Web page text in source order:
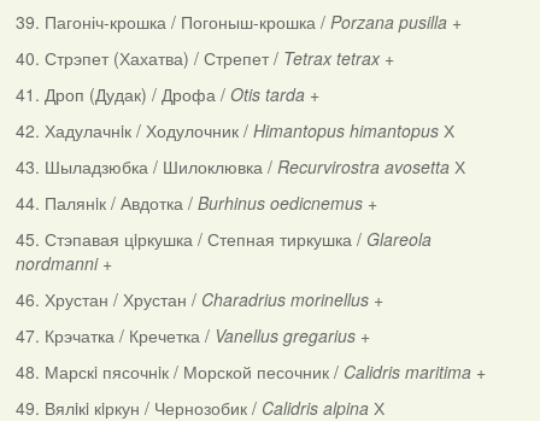
39. Пагоніч-крошка / Погоныш-крошка / Porzana pusilla+
40. Стрэпет (Хахатва) / Стрепет / Tetrax tetrax+
41. Дроп (Дудак) / Дрофа / Otis tarda+
42. Хадулачнiк / Ходулочник / Himantopus himantopusХ
43. Шыладзюбка / Шилоклювка / Recurvirostra avosettaХ
44. Палянiк / Авдотка / Burhinus oedicnemus+
45. Стэпавая цiркушка / Степная тиркушка / Glareola
nordmanni +
46. Хрустан / Хрустан / Charadrius morinellus+
47. Крэчатка / Кречетка / Vanellus gregarius+
48. Марскi пясочнiк / Морской песочник / Calidris maritima+
49. Вялiкi кiркун / Чернозобик / Calidris alpinaХ